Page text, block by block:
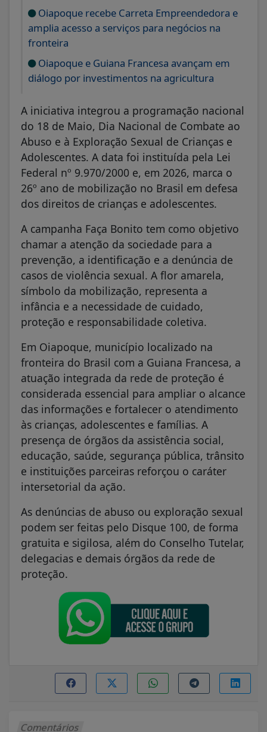
Oiapoque recebe Carreta Empreendedora e
amplia acesso a serviços para negócios na
fronteira
Oiapoque e Guiana Francesa avançam em
diálogo por investimentos na agricultura
A iniciativa integrou a programação nacional
do 18 de Maio, Dia Nacional de Combate ao
Abuso e à Exploração Sexual de Crianças e
Adolescentes. A data foi instituída pela Lei
Federal nº 9.970/2000 e, em 2026, marca o
26º ano de mobilização no Brasil em defesa
dos direitos de crianças e adolescentes.
A campanha Faça Bonito tem como objetivo
chamar a atenção da sociedade para a
prevenção, a identificação e a denúncia de
casos de violência sexual. A flor amarela,
símbolo da mobilização, representa a
infância e a necessidade de cuidado,
proteção e responsabilidade coletiva.
Em Oiapoque, município localizado na
fronteira do Brasil com a Guiana Francesa, a
atuação integrada da rede de proteção é
considerada essencial para ampliar o alcance
das informações e fortalecer o atendimento
às crianças, adolescentes e famílias. A
presença de órgãos da assistência social,
educação, saúde, segurança pública, trânsito
e instituições parceiras reforçou o caráter
intersetorial da ação.
As denúncias de abuso ou exploração sexual
podem ser feitas pelo Disque 100, de forma
gratuita e sigilosa, além do Conselho Tutelar,
delegacias e demais órgãos da rede de
proteção.
Comentários